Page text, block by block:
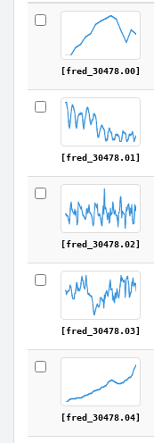
[fred_30478.00]
[fred_30478.01]
[fred_30478.02]
[fred_30478.03]
[fred_30478.04]